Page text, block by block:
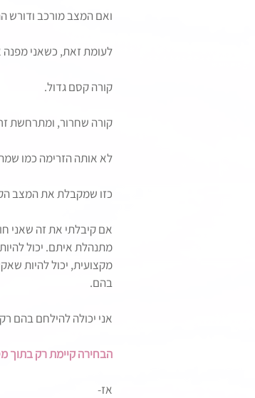
ואם המצב מורכב ודורש
לעומת זאת, כשאני
קורה קסם גדול.
קורה שחרור, ומתרחשת
לא אותה הזרימה כמו
כזו שמקבלת את המצב
אם קיבלתי את זה שאני
מתנהלת איתם. יכול
מקצועית, יכול להיות
בהם.
אני יכולה להילחם בהם
הבחירה קיימת רק בתוך
אז-